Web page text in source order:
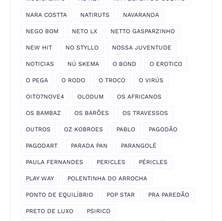
NARA COSTTA NATIRUTS NAVARANDA
NEGO BOM NETO LX NETTO GASPARZINHO
NEW HIT NO STYLLO NOSSA JUVENTUDE
NOTICIAS NÚ SKEMA O BOND O EROTICO
O PEGA O RODO O TROCO O VIRÚS
OITO7NOVE4 OLODUM OS AFRICANOS
OS BAMBAZ OS BARÕES OS TRAVESSOS
OUTROS OZ KOBROES PABLO PAGODÃO
PAGODART PARADA PAN PARANGOLÉ
PAULA FERNANDES PERICLES PÉRICLES
PLAY WAY POLENTINHA DO ARROCHA
PONTO DE EQUILÍBRIO POP STAR PRA PAREDÃO
PRETO DE LUXO PSIRICO